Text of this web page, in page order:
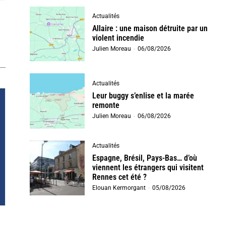
Actualités
Allaire : une maison détruite par un
violent incendie
Julien Moreau - 06/08/2026
Actualités
Leur buggy s’enlise et la marée
remonte
Julien Moreau - 06/08/2026
Actualités
Espagne, Brésil, Pays-Bas… d’où
viennent les étrangers qui visitent
Rennes cet été ?
Elouan Kermorgant - 05/08/2026